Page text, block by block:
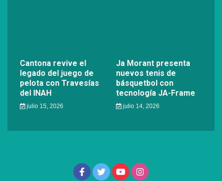
Cantona revive el
legado del juego de
pelota con Travesías
del INAH
julio 15, 2026
Ja Morant presenta
nuevos tenis de
básquetbol con
tecnología JA-Frame
julio 14, 2026